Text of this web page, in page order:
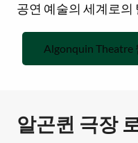
공연 예술의 세계로의
Algonquin Theatre
알곤퀸 극장